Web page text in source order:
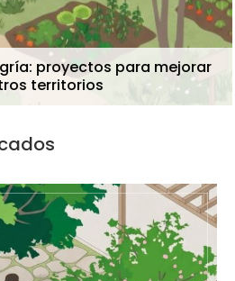
en un territorio? Prouestas
desde el urbanismo